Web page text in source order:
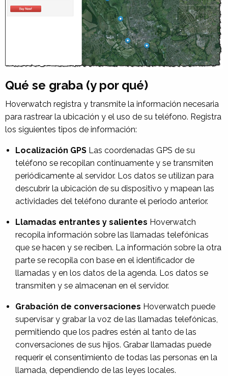
Qué se graba (y por qué)
Hoverwatch registra y transmite la información necesaria
para rastrear la ubicación y el uso de su teléfono. Registra
los siguientes tipos de información:
Localización GPS Las coordenadas GPS de su
teléfono se recopilan continuamente y se transmiten
periódicamente al servidor. Los datos se utilizan para
descubrir la ubicación de su dispositivo y mapean las
actividades del teléfono durante el periodo anterior.
Llamadas entrantes y salientes Hoverwatch
recopila información sobre las llamadas telefónicas
que se hacen y se reciben. La información sobre la otra
parte se recopila con base en el identificador de
llamadas y en los datos de la agenda. Los datos se
transmiten y se almacenan en el servidor.
Grabación de conversaciones Hoverwatch puede
supervisar y grabar la voz de las llamadas telefónicas,
permitiendo que los padres estén al tanto de las
conversaciones de sus hijos. Grabar llamadas puede
requerir el consentimiento de todas las personas en la
llamada, dependiendo de las leyes locales.